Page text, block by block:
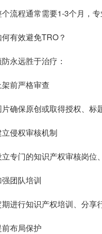
流程通常需要1-3个月，
有效避免TRO？
永远胜于治疗：
前严格审查
片确保原创或取得授权、标
侵权审核机制
专门的知识产权审核岗位
强团队培训
期进行知识产权培训、分享
布局保护